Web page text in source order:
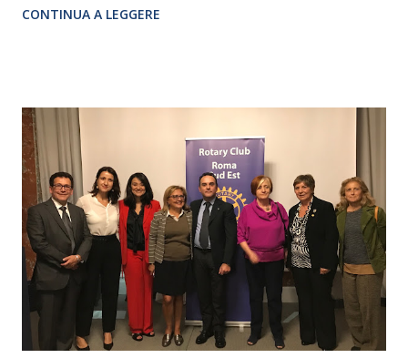
CONTINUA A LEGGERE